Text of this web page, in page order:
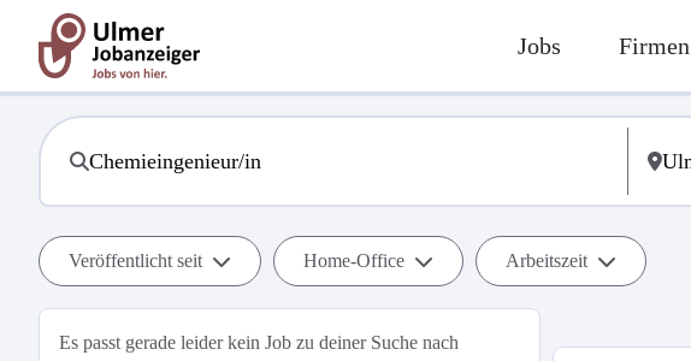
Jobs Firmen
Veröffentlicht seit Home-Office Arbeitszeit
Es passt gerade leider kein Job zu deiner Suche nach